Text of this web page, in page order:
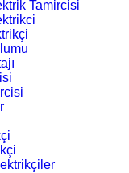
Tamircisi